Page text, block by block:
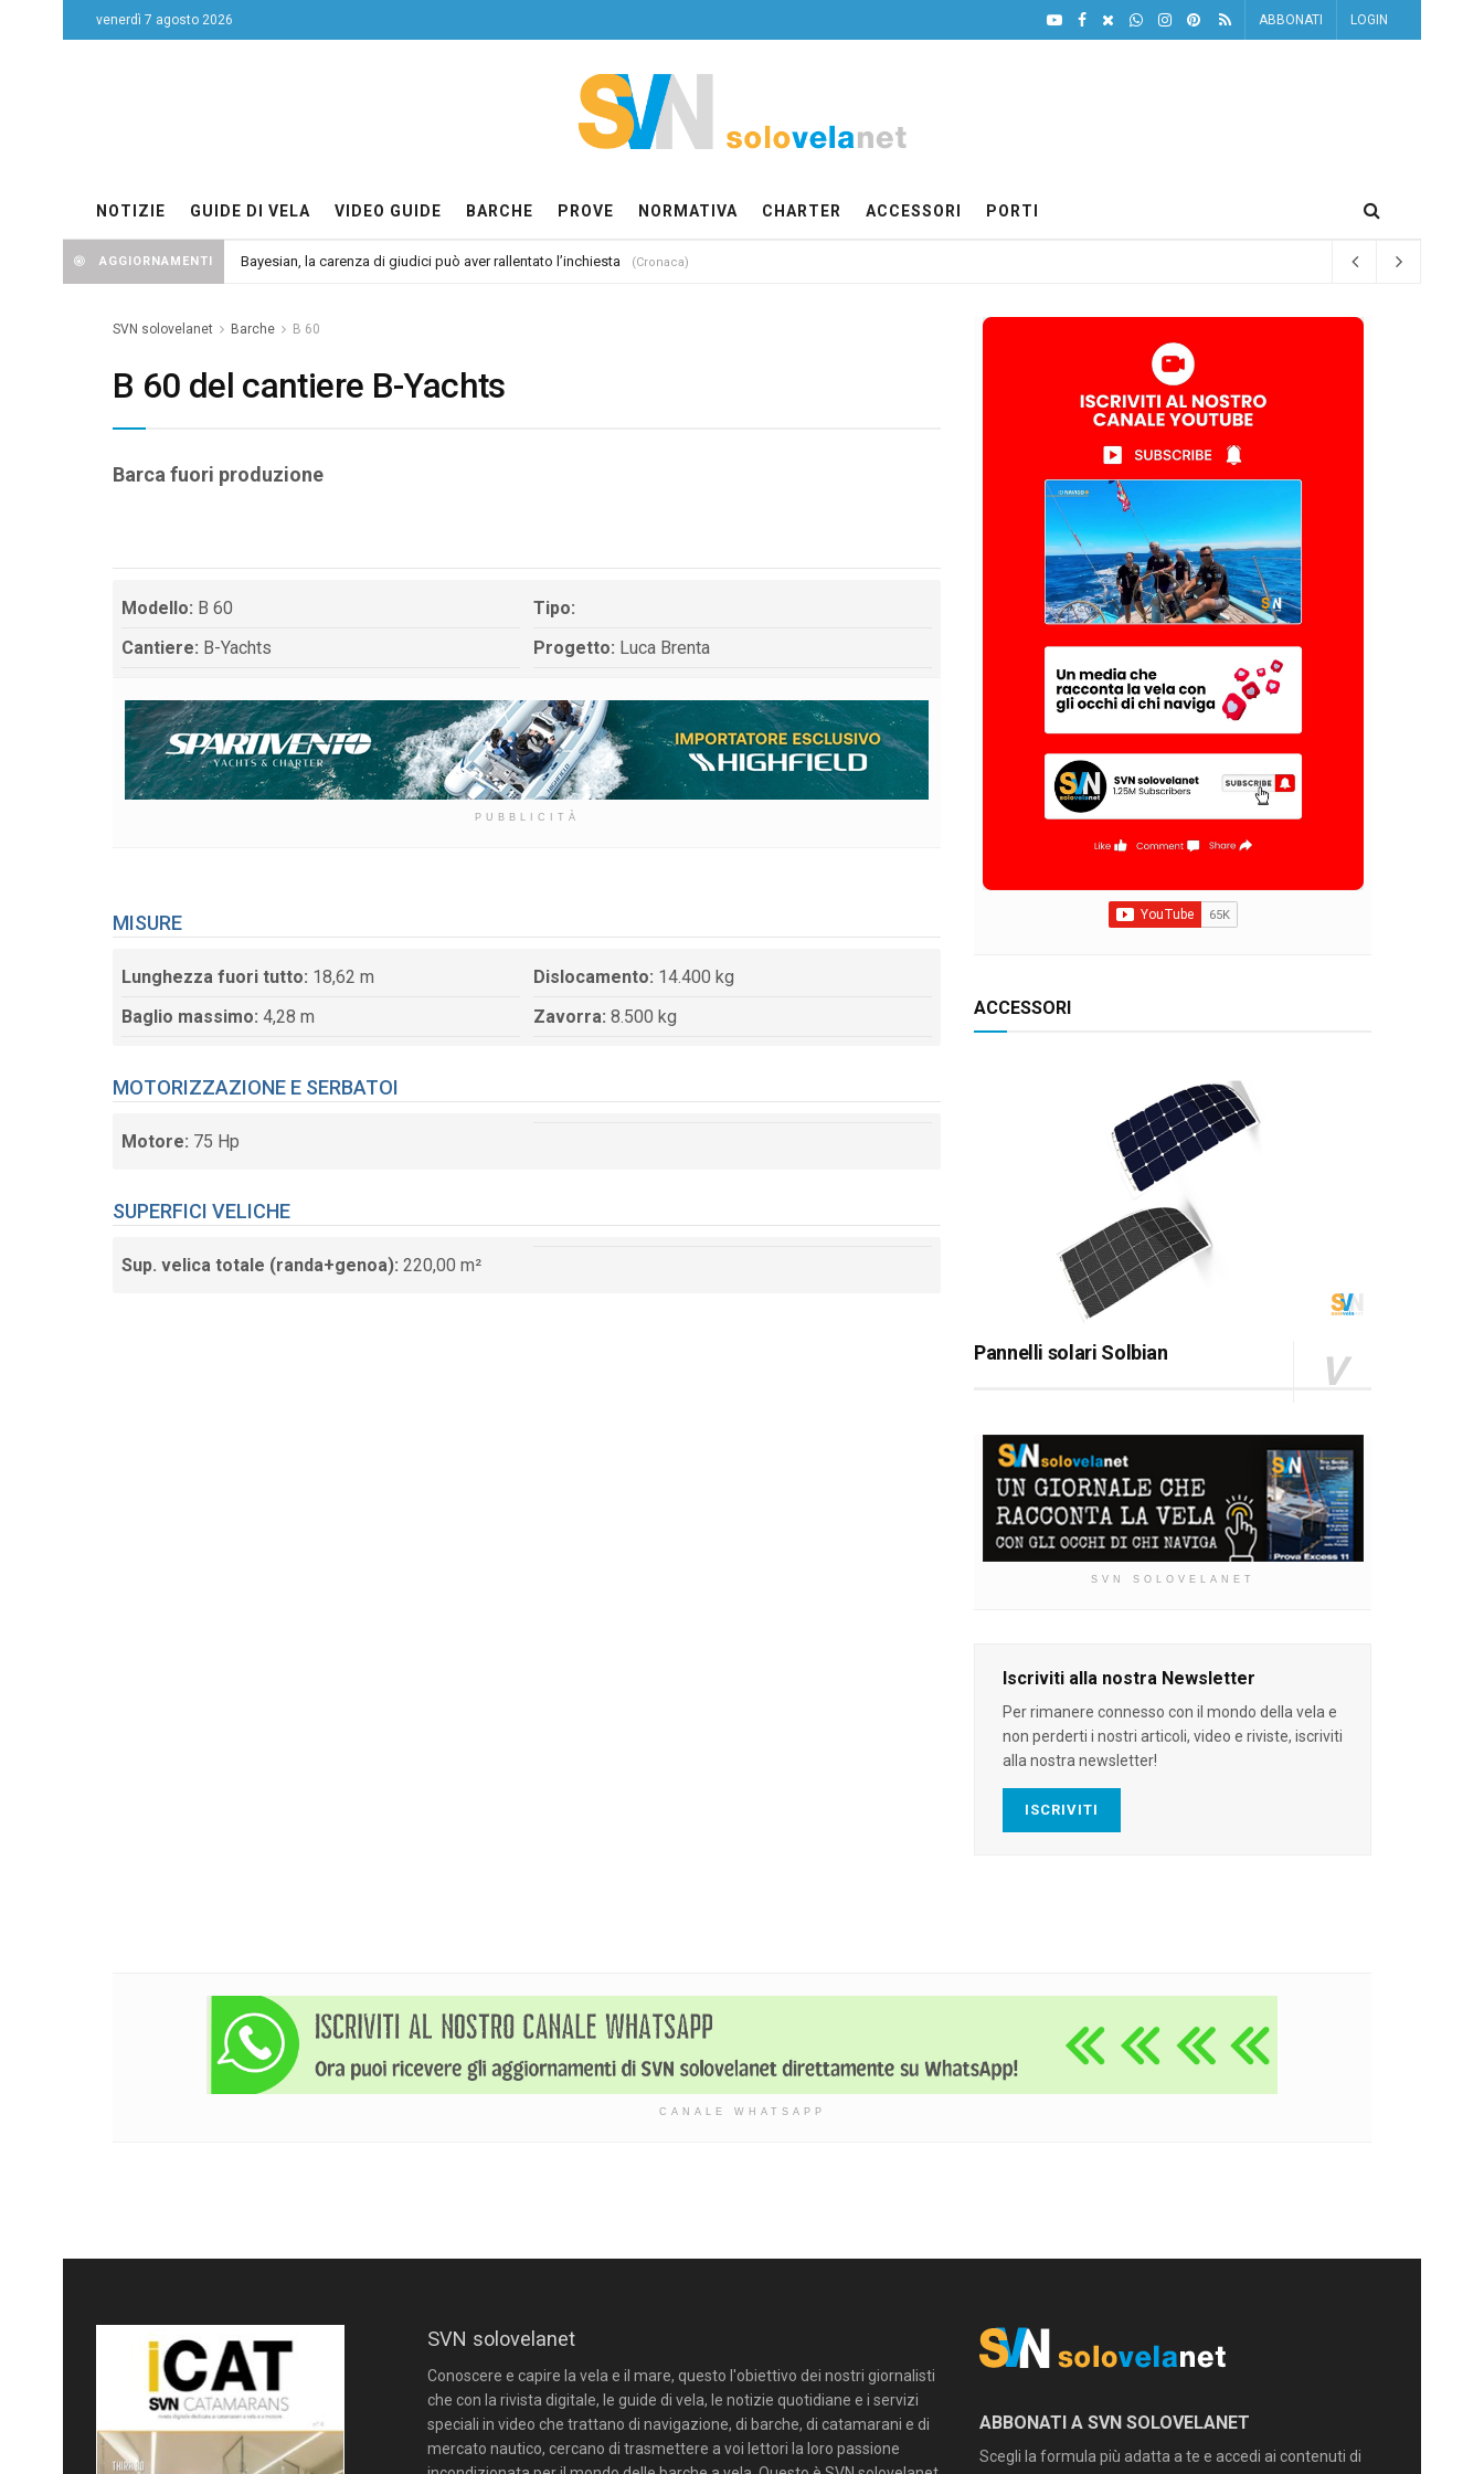
venerdì 7 agosto 2026 ABBONATI LOGIN
NOTIZIE GUIDE DI VELA VIDEO GUIDE BARCHE PROVE NORMATIVA CHARTER ACCESSORI PORTI
AGGIORNAMENTI Bayesian, la carenza di giudici può aver rallentato l’inchiesta (Cronaca)
SVN solovelanet Barche B 60
B 60 del cantiere B-Yachts
Barca fuori produzione
Modello: B 60
Cantiere: B-Yachts
Tipo:
Progetto: Luca Brenta
PUBBLICITÀ
MISURE
Lunghezza fuori tutto: 18,62 m
Baglio massimo: 4,28 m
Dislocamento: 14.400 kg
Zavorra: 8.500 kg
MOTORIZZAZIONE E SERBATOI
Motore: 75 Hp
SUPERFICI VELICHE
Sup. velica totale (randa+genoa): 220,00 m²
ACCESSORI
Pannelli solari Solbian
SVN SOLOVELANET
Iscriviti alla nostra Newsletter
Per rimanere connesso con il mondo della vela e
non perderti i nostri articoli, video e riviste, iscriviti
alla nostra newsletter!
ISCRIVITI
CANALE WHATSAPP
SVN solovelanet
Conoscere e capire la vela e il mare, questo l'obiettivo dei nostri giornalisti
che con la rivista digitale, le guide di vela, le notizie quotidiane e i servizi
speciali in video che trattano di navigazione, di barche, di catamarani e di
mercato nautico, cercano di trasmettere a voi lettori la loro passione
ABBONATI A SVN SOLOVELANET
Scegli la formula più adatta a te e accedi ai contenuti di